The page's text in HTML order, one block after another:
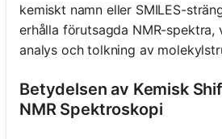
kemiskt namn eller SMILES-
erhålla förutsagda NMR-spektra,
analys och tolkning av
Betydelsen av Kemisk
NMR Spektroskopi